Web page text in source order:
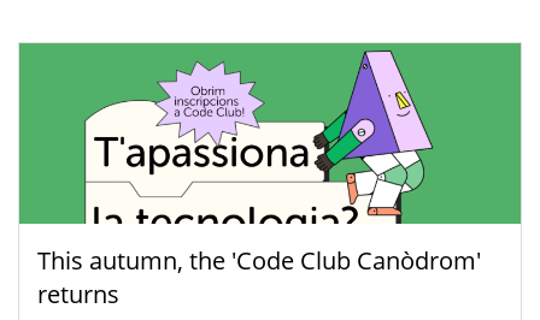
This autumn, the 'Code Club Canòdrom'
returns